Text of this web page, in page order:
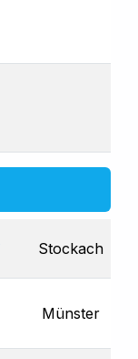
Stockach
Münster